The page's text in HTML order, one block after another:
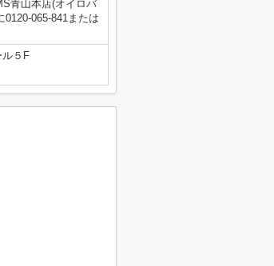
青山本店(オイロバ
065-841または
ル５F